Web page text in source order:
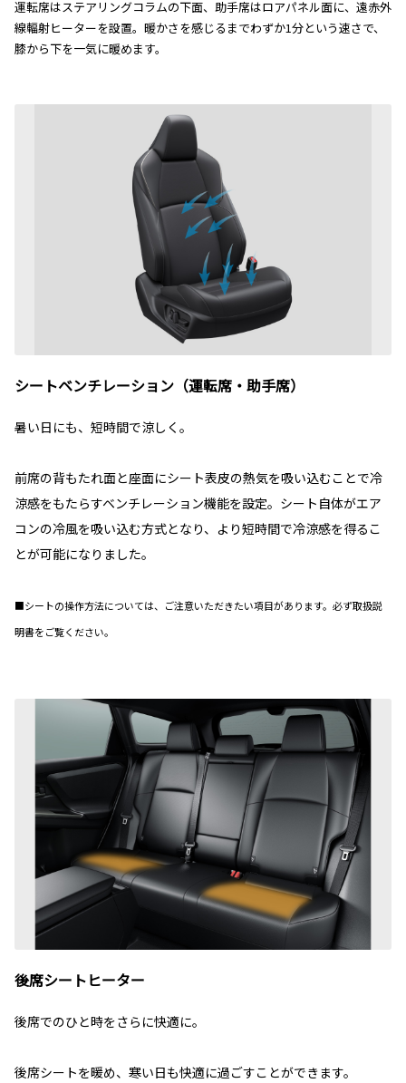
運転席はステアリングコラムの下面、助手席はロアパネル面に、遠赤外
線輻射ヒーターを設置。暖かさを感じるまでわずか1分という速さで、
膝から下を一気に暖めます。
シートベンチレーション（運転席・助手席）
暑い日にも、短時間で涼しく。
前席の背もたれ面と座面にシート表皮の熱気を吸い込むことで冷
涼感をもたらすベンチレーション機能を設定。シート自体がエア
コンの冷風を吸い込む方式となり、より短時間で冷涼感を得るこ
とが可能になりました。
■シートの操作方法については、ご注意いただきたい項目があります。必ず取扱説
明書をご覧ください。
後席シートヒーター
後席でのひと時をさらに快適に。
後席シートを暖め、寒い日も快適に過ごすことができます。